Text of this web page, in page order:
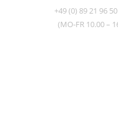
+49 (0) 89 21 96
(MO-FR 10.00 –